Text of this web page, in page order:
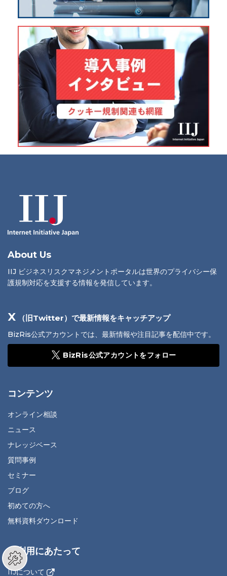
About Us
IIJ ビジネスリスクマネジメントポータルは世界のプライバシー保
護規制対応を支援する情報を発信しています。
X （旧Twitter）で最新情報をキャッチアップ
BizRis公式アカウントでは、最新情報や注目記事を配信中です。
BizRis公式アカウントをフォロー
コンテンツ
オンライン相談
ニュース
ナレッジベース
質問事例
セミナー
ブログ
初めての方へ
無料資料ダウンロード
ご利用にあたって
IIJについて